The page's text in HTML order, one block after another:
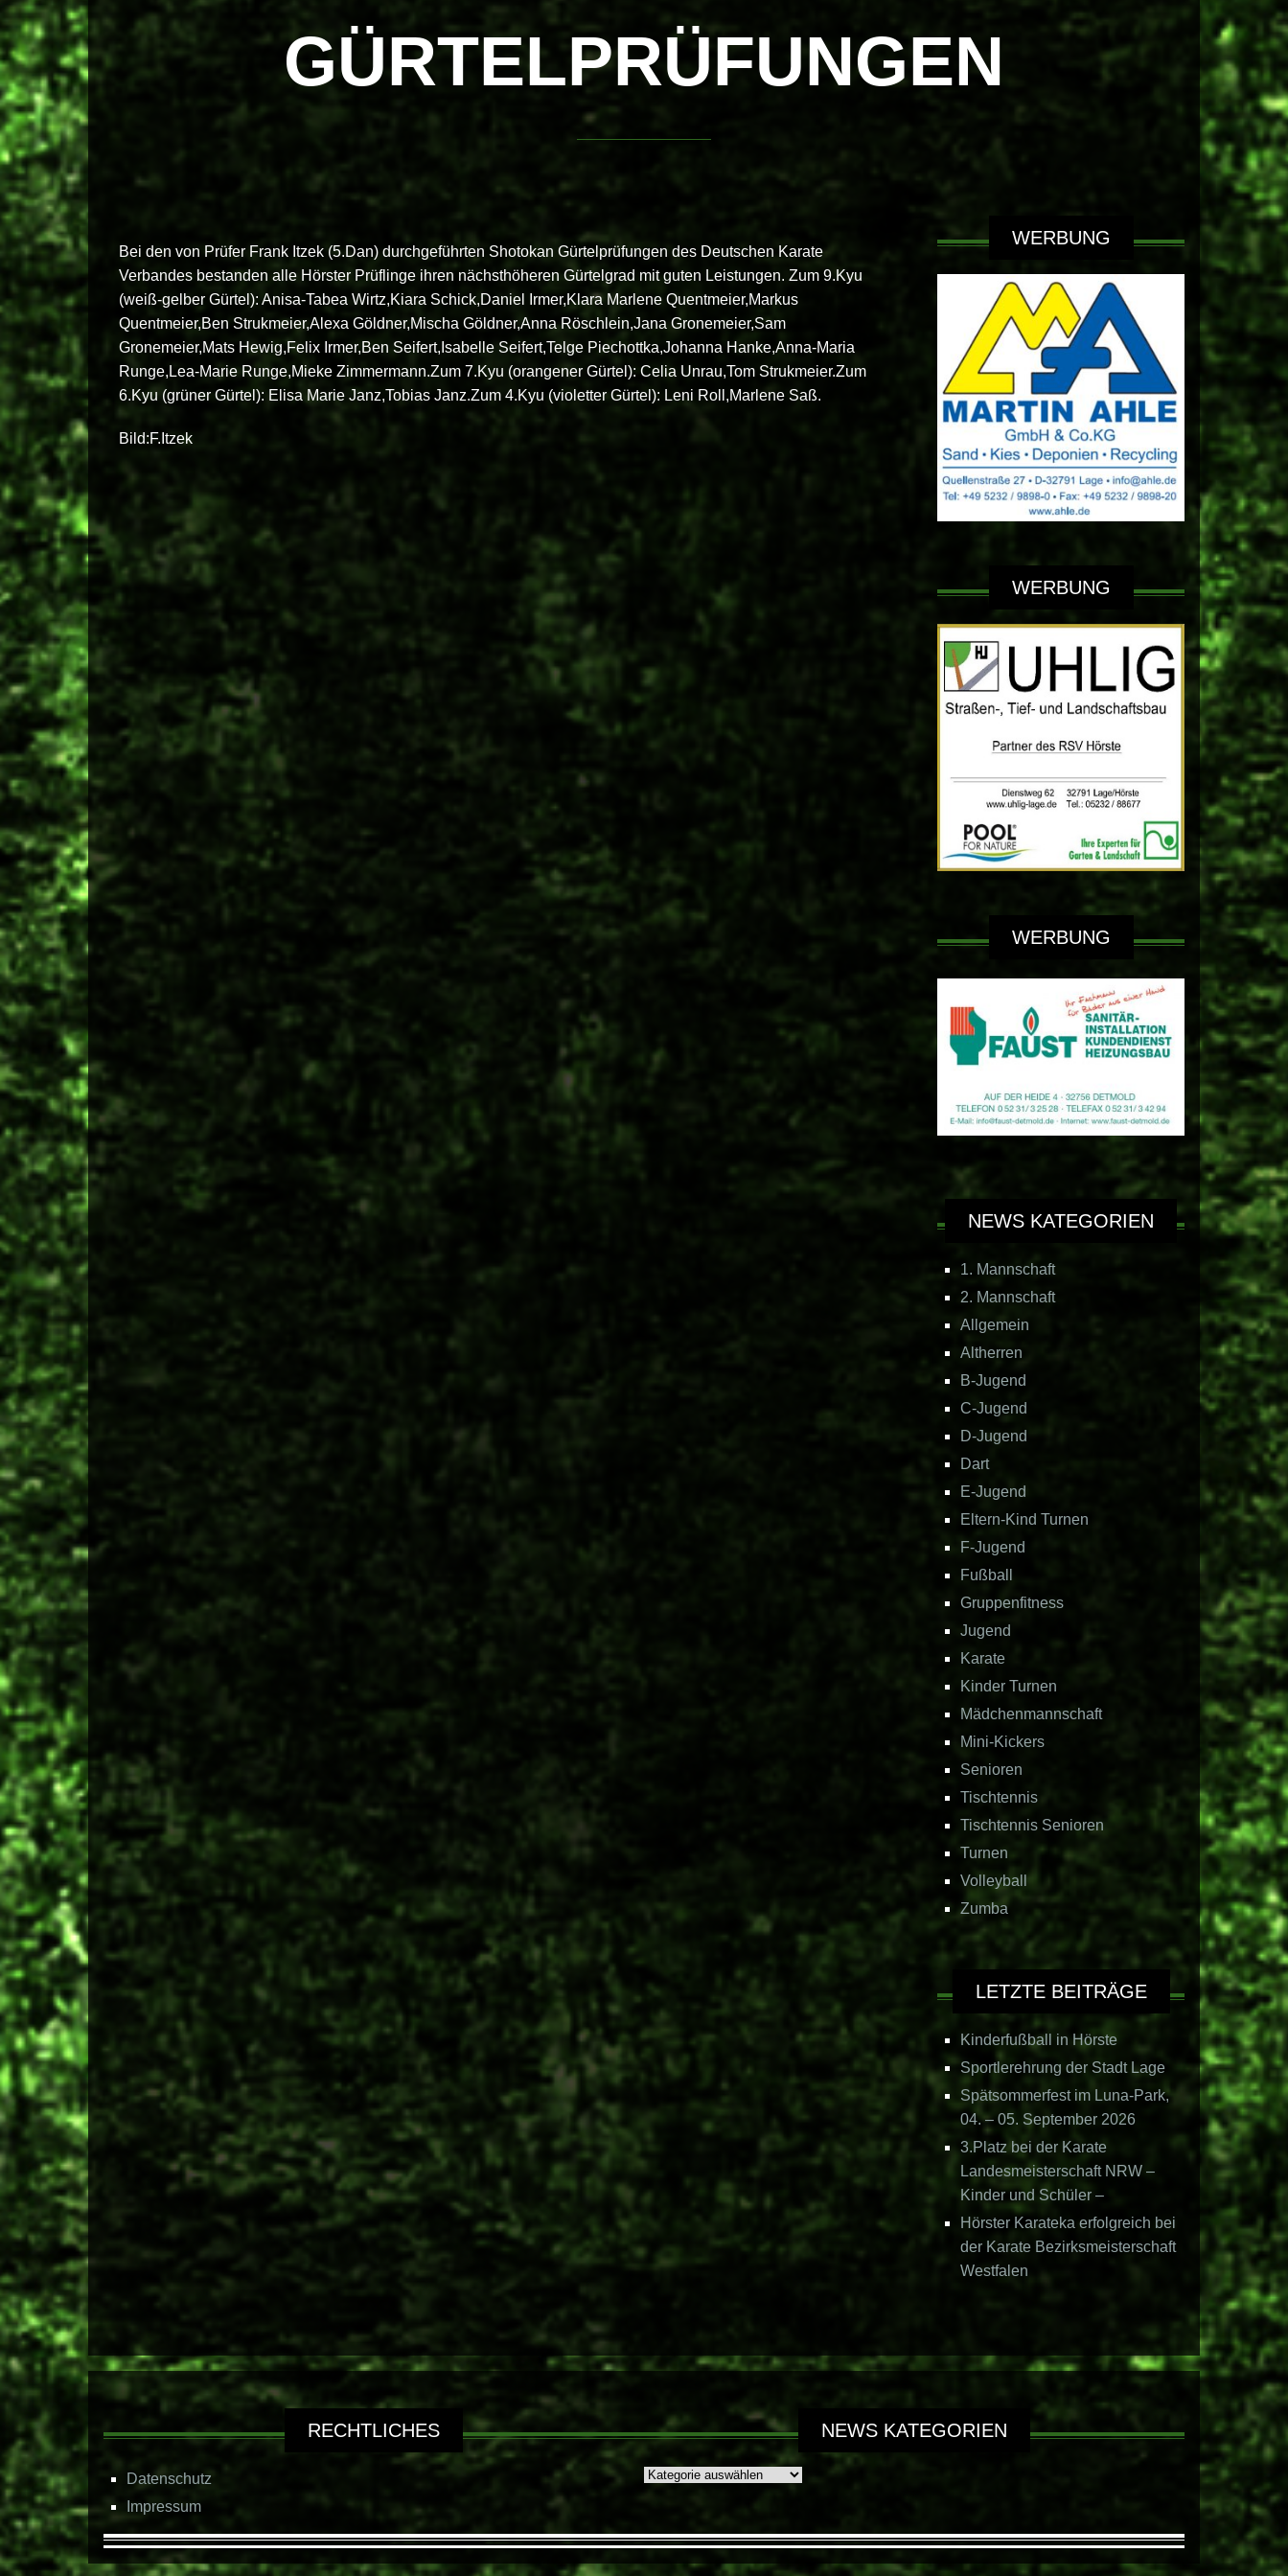
GÜRTELPRÜFUNGEN
Bei den von Prüfer Frank Itzek (5.Dan) durchgeführten Shotokan Gürtelprüfungen des Deutschen Karate
Verbandes bestanden alle Hörster Prüflinge ihren nächsthöheren Gürtelgrad mit guten Leistungen. Zum 9.Kyu
(weiß-gelber Gürtel): Anisa-Tabea Wirtz,Kiara Schick,Daniel Irmer,Klara Marlene Quentmeier,Markus
Quentmeier,Ben Strukmeier,Alexa Göldner,Mischa Göldner,Anna Röschlein,Jana Gronemeier,Sam
Gronemeier,Mats Hewig,Felix Irmer,Ben Seifert,Isabelle Seifert,Telge Piechottka,Johanna Hanke,Anna-Maria
Runge,Lea-Marie Runge,Mieke Zimmermann.Zum 7.Kyu (orangener Gürtel): Celia Unrau,Tom Strukmeier.Zum
6.Kyu (grüner Gürtel): Elisa Marie Janz,Tobias Janz.Zum 4.Kyu (violetter Gürtel): Leni Roll,Marlene Saß.
Bild:F.Itzek
WERBUNG
WERBUNG
WERBUNG
NEWS KATEGORIEN
1. Mannschaft
2. Mannschaft
Allgemein
Altherren
B-Jugend
C-Jugend
D-Jugend
Dart
E-Jugend
Eltern-Kind Turnen
F-Jugend
Fußball
Gruppenfitness
Jugend
Karate
Kinder Turnen
Mädchenmannschaft
Mini-Kickers
Senioren
Tischtennis
Tischtennis Senioren
Turnen
Volleyball
Zumba
LETZTE BEITRÄGE
Kinderfußball in Hörste
Sportlerehrung der Stadt Lage
Spätsommerfest im Luna-Park,
04. – 05. September 2026
3.Platz bei der Karate
Landesmeisterschaft NRW –
Kinder und Schüler –
Hörster Karateka erfolgreich bei
der Karate Bezirksmeisterschaft
Westfalen
RECHTLICHES
Datenschutz
Impressum
NEWS KATEGORIEN